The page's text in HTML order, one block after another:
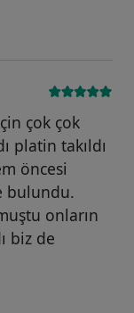
çok çok
platin takıldı
öncesi
bulundu.
onların
biz de